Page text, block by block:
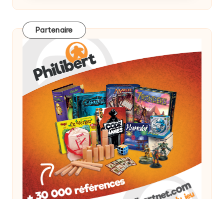
Partenaire